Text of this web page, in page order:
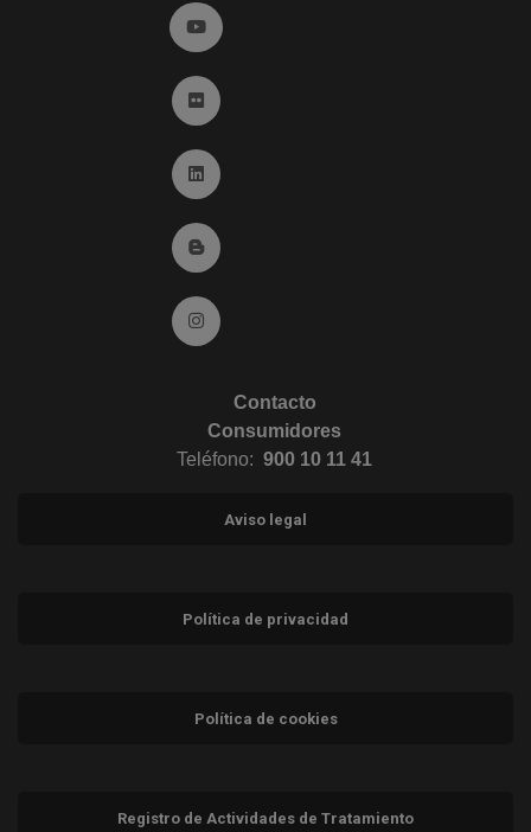
Ir a YouTube (abre en ventana nueva)
Ir a Flickr (abre en ventana nueva)
Ir a Linkedin (abre en ventana nueva)
Ir al Blog (abre en ventana nueva)
Ir a Instagram (abre en ventana nueva)
Contacto
Consumidores
Teléfono: 900 10 11 41
Aviso legal
Política de privacidad
Política de cookies
Registro de Actividades de Tratamiento